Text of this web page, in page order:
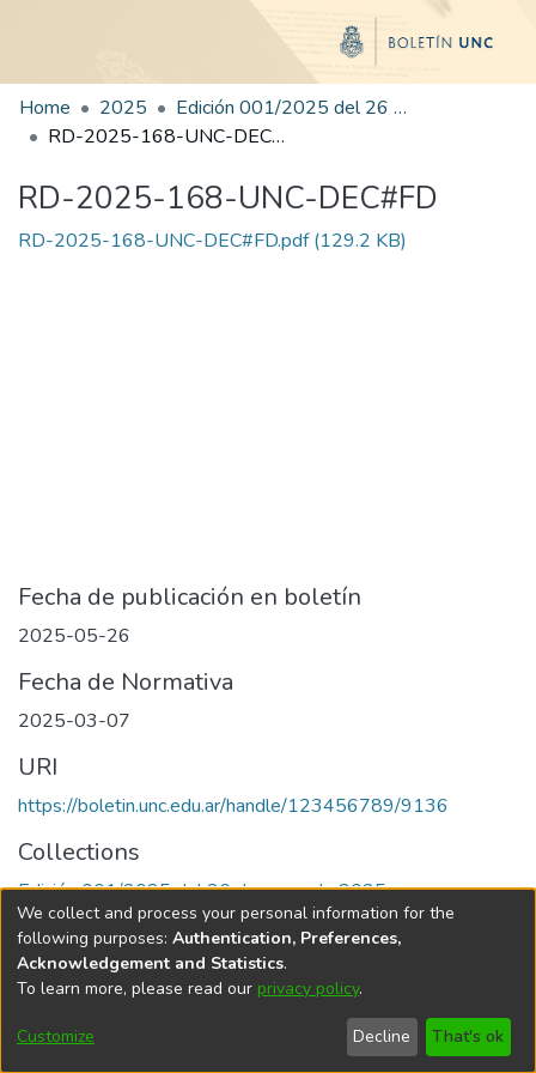
Home 2025
Edición 001/2025 del 26 de mayo de 2025
RD-2025-168-UNC-DEC#FD
RD-2025-168-UNC-DEC#FD
RD-2025-168-UNC-DEC#FD.pdf(129.2 KB)
Fecha de publicación en boletín
2025-05-26
Fecha de Normativa
2025-03-07
URI
https://boletin.unc.edu.ar/handle/123456789/9136
Collections
Edición 001/2025 del 26 de mayo de 2025
Universidad Nacional de Córdoba
We collect and process your personal information for the
following purposes: Authentication, Preferences,
Acknowledgement and Statistics.
To learn more, please read our privacy policy.
Customize Decline That's ok